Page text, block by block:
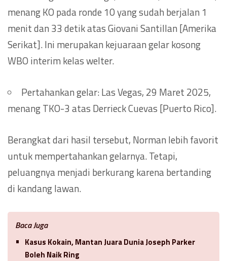
menang KO pada ronde 10 yang sudah berjalan 1
menit dan 33 detik atas Giovani Santillan [Amerika
Serikat]. Ini merupakan kejuaraan gelar kosong
WBO interim kelas welter.
Pertahankan gelar: Las Vegas, 29 Maret 2025,
menang TKO-3 atas Derrieck Cuevas [Puerto Rico].
Berangkat dari hasil tersebut, Norman lebih favorit
untuk mempertahankan gelarnya. Tetapi,
peluangnya menjadi berkurang karena bertanding
di kandang lawan.
Baca Juga
Kasus Kokain, Mantan Juara Dunia Joseph Parker
Boleh Naik Ring